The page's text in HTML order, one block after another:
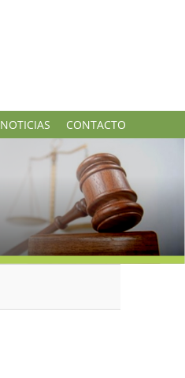
NOTICIAS CONTACTO